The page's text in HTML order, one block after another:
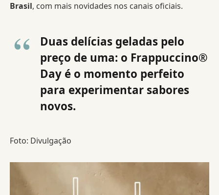
Brasil, com mais novidades nos canais oficiais.
Duas delícias geladas pelo
preço de uma: o Frappuccino®
Day é o momento perfeito
para experimentar sabores
novos.
Foto: Divulgação